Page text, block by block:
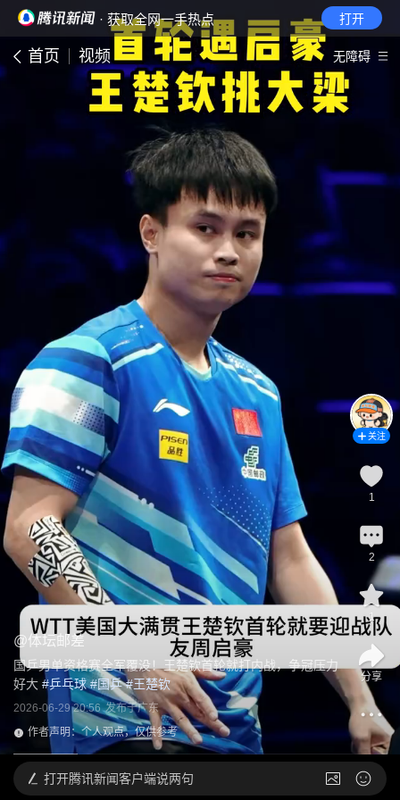
· 获取全网一手热点 打开
首页 视频 无障碍
@体坛邮差
国乒男单资格赛全军覆没！王楚钦首轮就打内战，争冠压力
好大 #乒乓球 #国乒 #王楚钦
2026-06-29 20:56 发布于广东
作者声明：个人观点，仅供参考
关注
1
2
1
分享
打开腾讯新闻客户端说两句